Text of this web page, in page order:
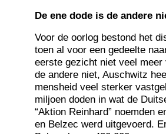
De ene dode is de andere
Voor de oorlog bestond het
toen al voor een gedeelte
eerste gezicht niet veel
de andere niet, Auschwitz
mensheid veel sterker
miljoen doden in wat de
“Aktion Reinhard” noemden
en Belzec werd uitgevoerd.